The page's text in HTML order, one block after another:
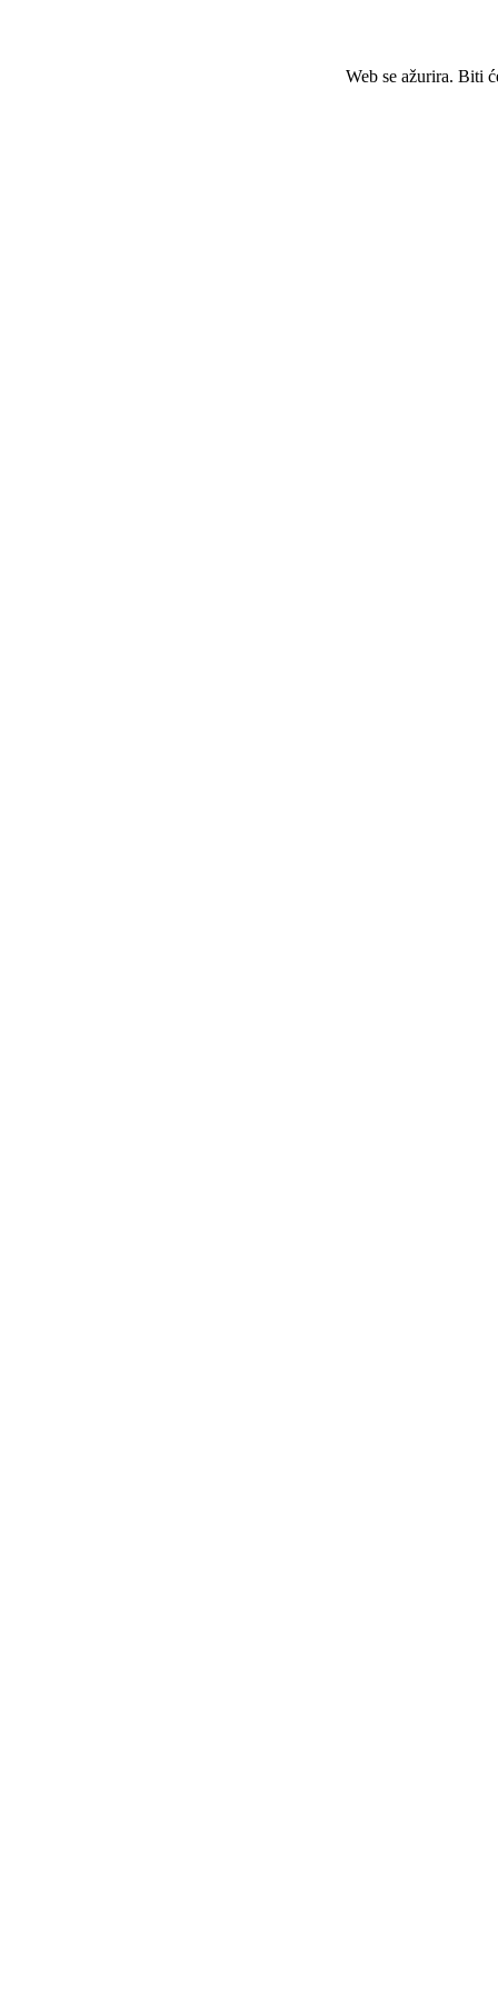
Web se ažurira. Biti